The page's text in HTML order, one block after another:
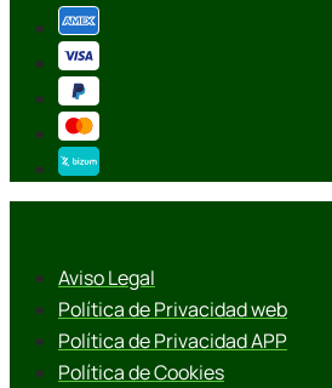
Aviso Legal
Política de Privacidad web
Política de Privacidad APP
Política de Cookies